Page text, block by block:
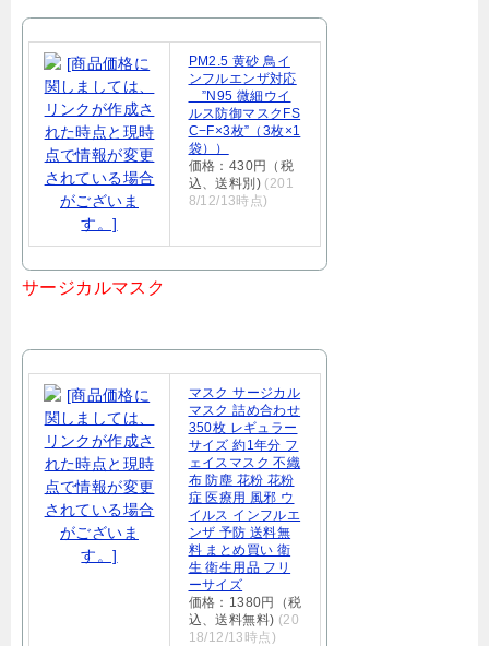
PM2.5 黄砂 鳥イ
ンフルエンザ対応
”N95 微細ウイ
ルス防御マスクFS
C−F×3枚”（3枚×1
袋））
価格：430円（税
込、送料別) (201
8/12/13時点)
サージカルマスク
マスク サージカル
マスク 詰め合わせ
350枚 レギュラー
サイズ 約1年分 フ
ェイスマスク 不織
布 防塵 花粉 花粉
症 医療用 風邪 ウ
イルス インフルエ
ンザ 予防 送料無
料 まとめ買い 衛
生 衛生用品 フリ
ーサイズ
価格：1380円（税
込、送料無料) (20
18/12/13時点)